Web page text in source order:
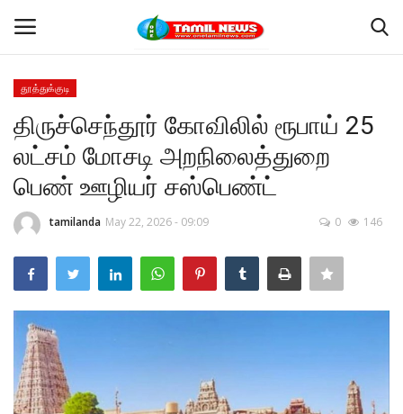
Home
Contact
இந்தியா
உலகம்
தூத்துக்குடி
திருச்செந்தூர் கோவிலில் ரூபாய் 25
லட்சம் மோசடி அறநிலைத்துறை
பெண் ஊழியர் சஸ்பெண்ட்
tamilanda May 22, 2026 - 09:09 0 146